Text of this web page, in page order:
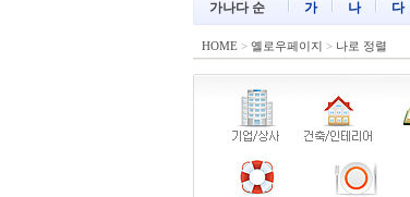
가나다 순 가 나 다
HOME > 옐로우페이지 > 나로 정렬